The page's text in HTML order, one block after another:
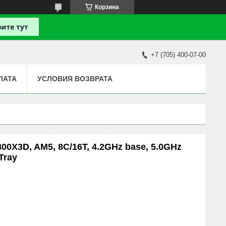
Корзина
+7 (705) 400-07-00
УСЛОВИЯ ВОЗВРАТА
AM5, 8C/16T, 4.2GHz base, 5.0GHz